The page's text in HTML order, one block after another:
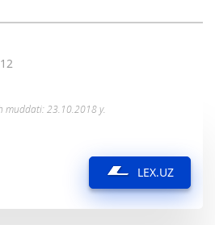
muddati: 23.10.2018 y.
LEX.UZ